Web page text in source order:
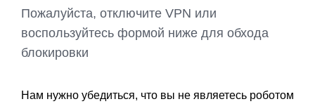
Пожалуйста, отключите VPN или
воспользуйтесь формой ниже для обхода
блокировки
Нам нужно убедиться, что вы не являетесь роботом